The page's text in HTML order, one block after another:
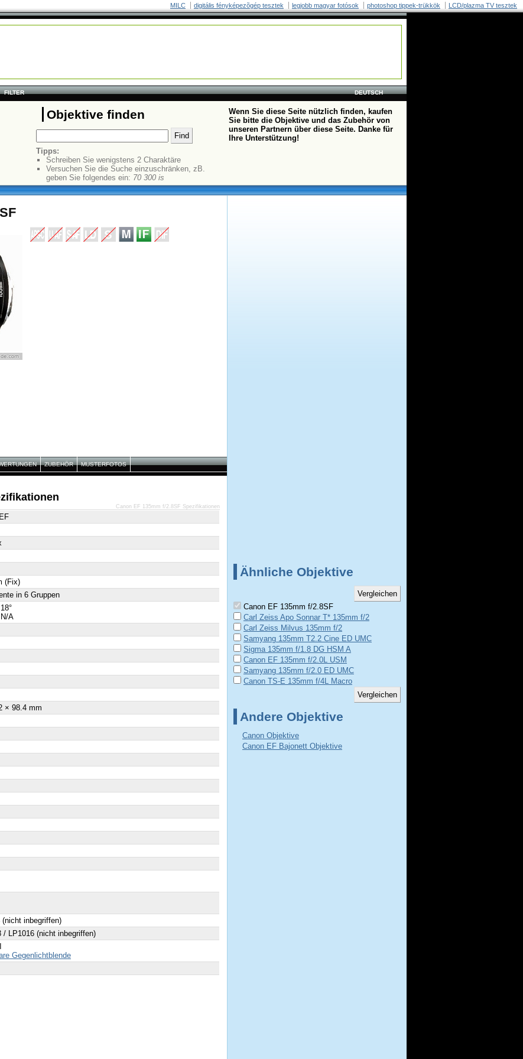
MILC digitális fényképezõgép tesztek legjobb magyar fotósok photoshop tippek-trükkök LCD/plazma TV tesztek
DEUTSCH
FILTER
Objektive finden
Tipps:
Schreiben Sie wenigstens 2 Charaktäre
Versuchen Sie die Suche einzuschränken, zB.
geben Sie folgendes ein: 70 300 is
Wenn Sie diese Seite nützlich finden, kaufen
Sie bitte die Objektive und das Zubehör von
unseren Partnern über diese Seite. Danke für
Ihre Unterstützung!
ZUBEHÖR MUSTERFOTOS
(Fix)
in 6 Gruppen
A
× 98.4 mm
(nicht inbegriffen)
/ LP1016 (nicht inbegriffen)
Gegenlichtblende
Canon EF 135mm f/2.8SF Spezifikationen
Ähnliche Objektive
Canon EF 135mm f/2.8SF
Carl Zeiss Apo Sonnar T* 135mm f/2
Carl Zeiss Milvus 135mm f/2
Samyang 135mm T2.2 Cine ED UMC
Sigma 135mm f/1.8 DG HSM A
Canon EF 135mm f/2.0L USM
Samyang 135mm f/2.0 ED UMC
Canon TS-E 135mm f/4L Macro
Andere Objektive
Canon Objektive
Canon EF Bajonett Objektive